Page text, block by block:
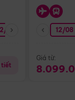
08 26/08 05/09
tiết
12/08
Giá từ: